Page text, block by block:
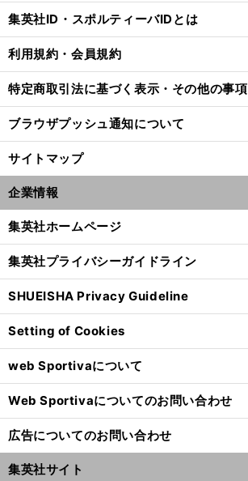
集英社ID・スポルティーバIDとは
利用規約・会員規約
特定商取引法に基づく表示・その他の事項
ブラウザプッシュ通知について
サイトマップ
企業情報
集英社ホームページ
集英社プライバシーガイドライン
SHUEISHA Privacy Guideline
Setting of Cookies
web Sportivaについて
Web Sportivaについてのお問い合わせ
広告についてのお問い合わせ
集英社サイト